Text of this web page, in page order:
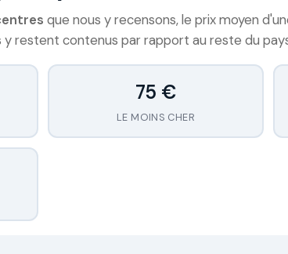
que nous y recensons, le prix moyen
restent contenus par rapport au reste du
75 €
LE MOINS CHER